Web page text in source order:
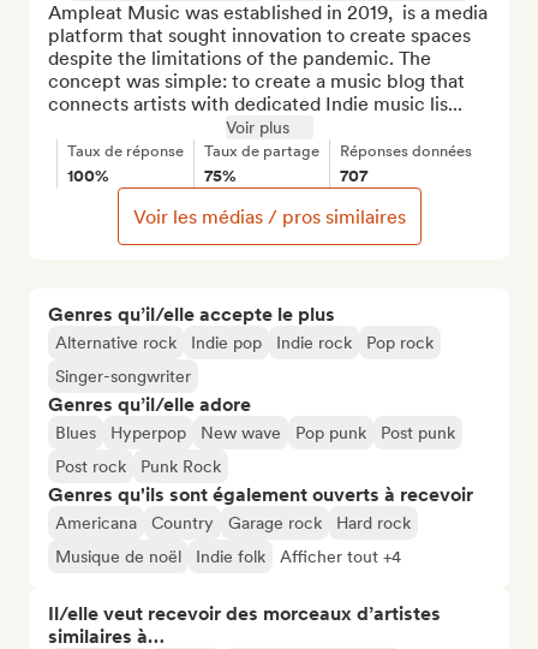
Genres qu’il/elle accepte le plus
Alternative rock Indie pop Indie rock
Pop rock
Singer-songwriter
Genres qu’il/elle adore
Blues Hyperpop New wave Pop punk
Post punk
Post rock
Punk Rock
Genres qu'ils sont également ouverts à recevoir
Americana Country Garage rock
Hard rock
Musique de noël
Indie folk Afficher tout +4
Il/elle veut recevoir des morceaux d’artistes
similaires à…
Ampleat Music was established in 2019,  is a media
platform that sought innovation to create spaces
despite the limitations of the pandemic. The
concept was simple: to create a music blog that
connects artists with dedicated Indie music lis...
Voir plus
Taux de réponse
100%
Taux de partage
75%
Réponses données
707
Voir les médias / pros similaires